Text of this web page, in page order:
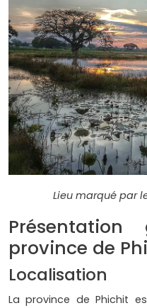
Lieu marqué par
province de
Localisation
La province de Phichit